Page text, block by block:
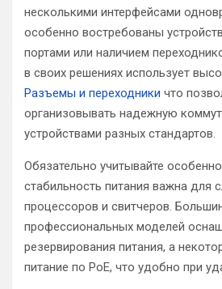
несколькими интерфейсами
особенно востребованы
портами или наличием
в своих решениях использует
Разъемы и переходники что
организовывать надежную
устройствами разных стандартов.
Обязательно учитывайте
стабильность питания важна для
процессоров и свитчеров.
профессиональных моделей
резервирования питания, а
питание по PoE, что удобно при